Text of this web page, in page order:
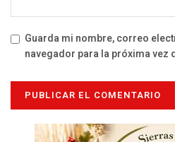
Guarda mi nombre, correo
navegador para la próxima vez